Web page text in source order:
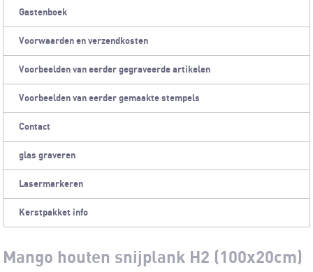
Gastenboek
Voorwaarden en verzendkosten
Voorbeelden van eerder gegraveerde artikelen
Voorbeelden van eerder gemaakte stempels
Contact
glas graveren
Lasermarkeren
Kerstpakket info
Mango houten snijplank H2 (100x20cm)